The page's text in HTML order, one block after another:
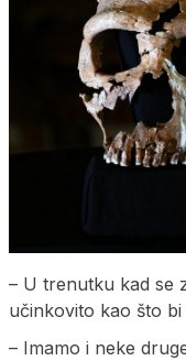
– U trenutku kad se
učinkovito kao što
– Imamo i neke